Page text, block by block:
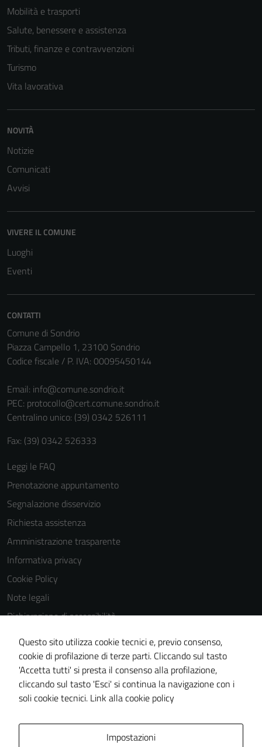
Mobilità e trasporti
Salute, benessere e assistenza
Tributi, finanze e contravvenzioni
Turismo
Vita lavorativa
NOVITÀ
Notizie
Comunicati
Avvisi
VIVERE IL COMUNE
Luoghi
Eventi
CONTATTI
Comune di Sondrio
Piazza Campello 1, 23100 Sondrio
Codice fiscale / P. IVA: 00095450144
Email: info@comune.sondrio.it
PEC: protocollo@cert.comune.sondrio.it
Centralino unico: (39) 0342 526111
Fax: (39) 0342 526333
Leggi le FAQ
Prenotazione appuntamento
Segnalazione disservizio
Richiesta assistenza
Amministrazione trasparente
Informativa privacy
Cookie Policy
Note legali
Dichiarazione di accessibilità
Dichiarazione di accessibilità Servizi
Whistleblowing
Piano di miglioramento del sito
Area riservata
Questo sito utilizza cookie tecnici e, previo consenso,
cookie di profilazione di terze parti. Cliccando sul tasto
'Accetta tutti' si presta il consenso alla profilazione,
cliccando sul tasto 'Esci' si continua la navigazione con i
soli cookie tecnici. Link alla cookie policy
Impostazioni
essere